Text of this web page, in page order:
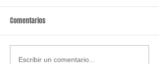
Comentarios
Escribir un comentario...